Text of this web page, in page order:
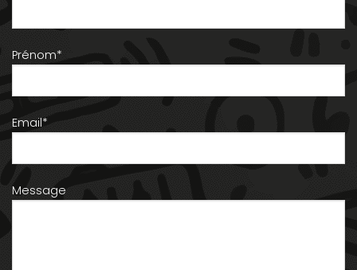
Prénom*
Email*
Message